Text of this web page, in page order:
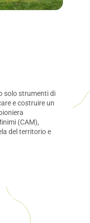
solo strumenti di
e costruire un
(CAM),
del territorio e